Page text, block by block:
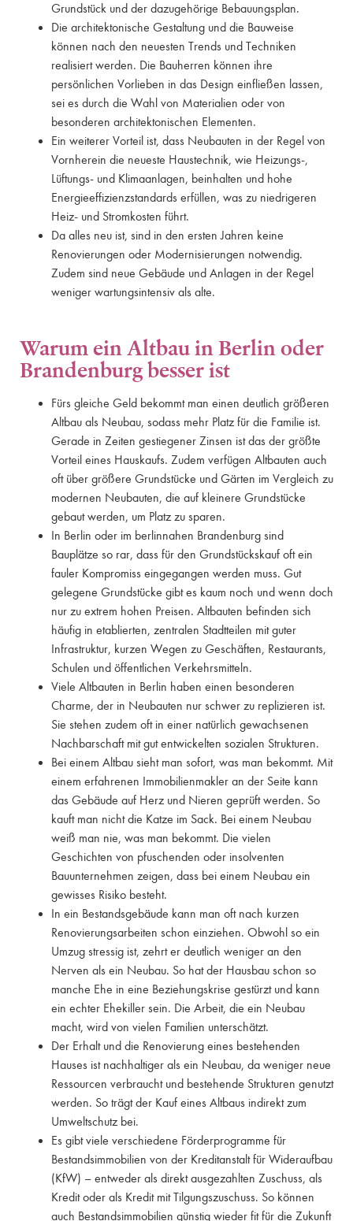
Grundstück und der dazugehörige Bebauungsplan.
Die architektonische Gestaltung und die Bauweise
können nach den neuesten Trends und Techniken
realisiert werden. Die Bauherren können ihre
persönlichen Vorlieben in das Design einfließen lassen,
sei es durch die Wahl von Materialien oder von
besonderen architektonischen Elementen.
Ein weiterer Vorteil ist, dass Neubauten in der Regel von
Vornherein die neueste Haustechnik, wie Heizungs-,
Lüftungs- und Klimaanlagen, beinhalten und hohe
Energieeffizienzstandards erfüllen, was zu niedrigeren
Heiz- und Stromkosten führt.
Da alles neu ist, sind in den ersten Jahren keine
Renovierungen oder Modernisierungen notwendig.
Zudem sind neue Gebäude und Anlagen in der Regel
weniger wartungsintensiv als alte.
Warum ein Altbau in Berlin oder
Brandenburg besser ist
Fürs gleiche Geld bekommt man einen deutlich größeren
Altbau als Neubau, sodass mehr Platz für die Familie ist.
Gerade in Zeiten gestiegener Zinsen ist das der größte
Vorteil eines Hauskaufs. Zudem verfügen Altbauten auch
oft über größere Grundstücke und Gärten im Vergleich zu
modernen Neubauten, die auf kleinere Grundstücke
gebaut werden, um Platz zu sparen.
In Berlin oder im berlinnahen Brandenburg sind
Bauplätze so rar, dass für den Grundstückskauf oft ein
fauler Kompromiss eingegangen werden muss. Gut
gelegene Grundstücke gibt es kaum noch und wenn doch
nur zu extrem hohen Preisen. Altbauten befinden sich
häufig in etablierten, zentralen Stadtteilen mit guter
Infrastruktur, kurzen Wegen zu Geschäften, Restaurants,
Schulen und öffentlichen Verkehrsmitteln.
Viele Altbauten in Berlin haben einen besonderen
Charme, der in Neubauten nur schwer zu replizieren ist.
Sie stehen zudem oft in einer natürlich gewachsenen
Nachbarschaft mit gut entwickelten sozialen Strukturen.
Bei einem Altbau sieht man sofort, was man bekommt. Mit
einem erfahrenen Immobilienmakler an der Seite kann
das Gebäude auf Herz und Nieren geprüft werden. So
kauft man nicht die Katze im Sack. Bei einem Neubau
weiß man nie, was man bekommt. Die vielen
Geschichten von pfuschenden oder insolventen
Bauunternehmen zeigen, dass bei einem Neubau ein
gewisses Risiko besteht.
In ein Bestandsgebäude kann man oft nach kurzen
Renovierungsarbeiten schon einziehen. Obwohl so ein
Umzug stressig ist, zehrt er deutlich weniger an den
Nerven als ein Neubau. So hat der Hausbau schon so
manche Ehe in eine Beziehungskrise gestürzt und kann
ein echter Ehekiller sein. Die Arbeit, die ein Neubau
macht, wird von vielen Familien unterschätzt.
Der Erhalt und die Renovierung eines bestehenden
Hauses ist nachhaltiger als ein Neubau, da weniger neue
Ressourcen verbraucht und bestehende Strukturen genutzt
werden. So trägt der Kauf eines Altbaus indirekt zum
Umweltschutz bei.
Es gibt viele verschiedene Förderprogramme für
Bestandsimmobilien von der Kreditanstalt für Wideraufbau
(KfW) – entweder als direkt ausge­zahlten Zuschuss, als
Kredit oder als Kredit mit Tilgungs­zuschuss. So können
auch Bestandsimmobilien günstig wieder fit für die Zukunft